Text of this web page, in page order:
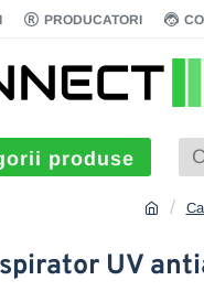
PRODUCATORI
produse
UV